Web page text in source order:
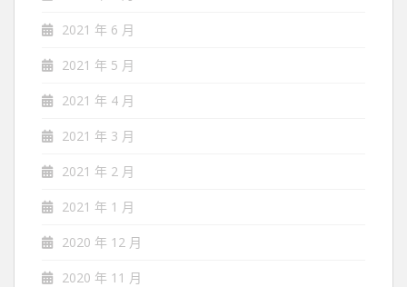
2021 年 6 月
2021 年 5 月
2021 年 4 月
2021 年 3 月
2021 年 2 月
2021 年 1 月
2020 年 12 月
2020 年 11 月